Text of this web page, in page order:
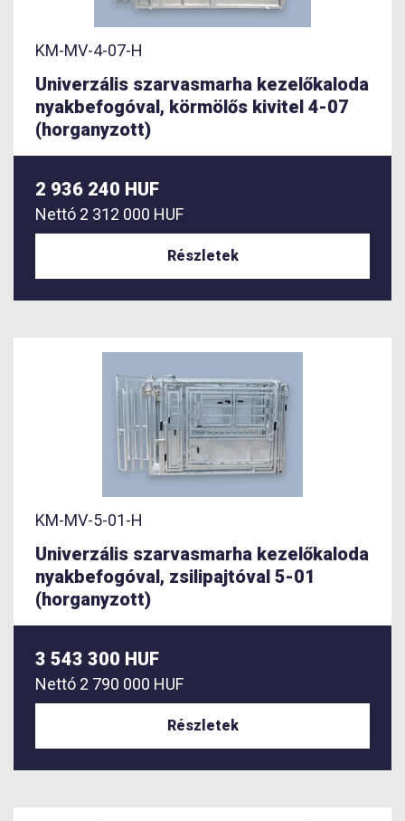
KM-MV-4-07-H
Univerzális szarvasmarha kezelőkaloda
nyakbefogóval, körmölős kivitel 4-07
(horganyzott)
2 936 240 HUF
Nettó 2 312 000 HUF
Részletek
KM-MV-5-01-H
Univerzális szarvasmarha kezelőkaloda
nyakbefogóval, zsilipajtóval 5-01
(horganyzott)
3 543 300 HUF
Nettó 2 790 000 HUF
Részletek